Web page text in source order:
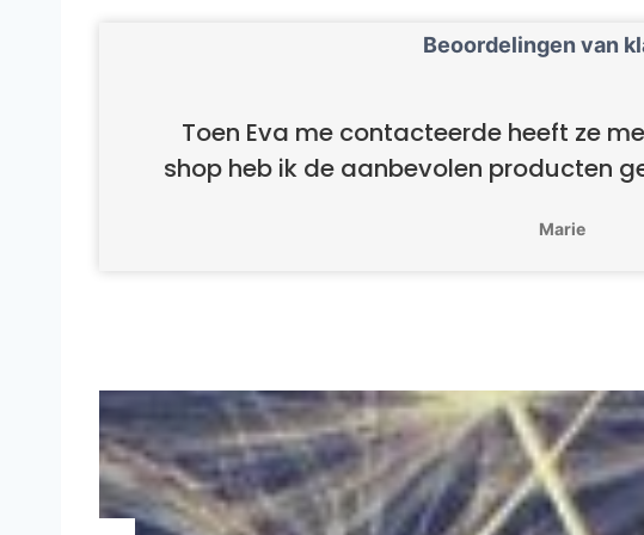
Beoordelingen van
Toen Eva me contacteerde heeft ze
shop heb ik de aanbevolen producten
Marie